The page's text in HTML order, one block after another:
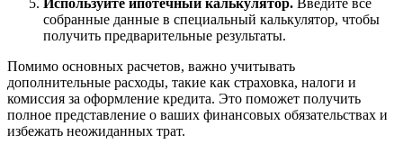
Используйте ипотечный калькулятор. Введите все
собранные данные в специальный калькулятор, чтобы
получить предварительные результаты.
Помимо основных расчетов, важно учитывать
дополнительные расходы, такие как страховка, налоги и
комиссия за оформление кредита. Это поможет получить
полное представление о ваших финансовых обязательствах и
избежать неожиданных трат.